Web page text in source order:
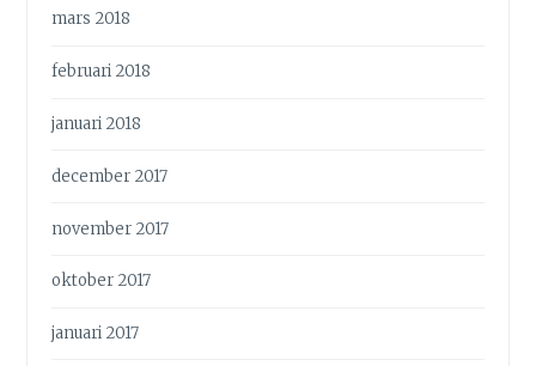
mars 2018
februari 2018
januari 2018
december 2017
november 2017
oktober 2017
januari 2017